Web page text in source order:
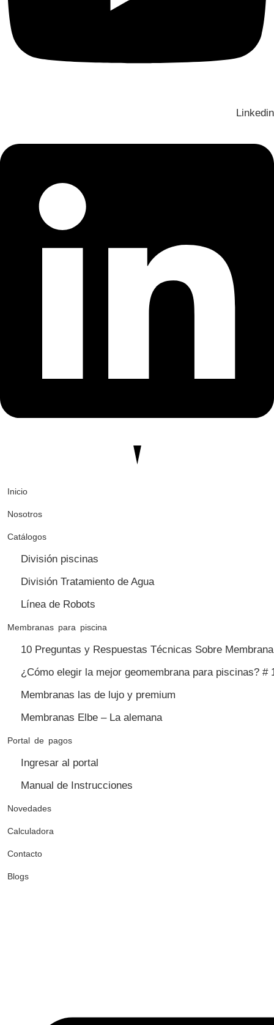
Linkedin
Inicio
Nosotros
Catálogos
División piscinas
División Tratamiento de Agua
Línea de Robots
Membranas para piscina
10 Preguntas y Respuestas Técnicas Sobre
¿Cómo elegir la mejor geomembrana para piscinas? #
Membranas las de lujo y premium
Membranas Elbe – La alemana
Portal de pagos
Ingresar al portal
Manual de Instrucciones
Novedades
Calculadora
Contacto
Blogs